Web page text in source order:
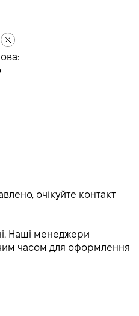
очікуйте контакт
Наші менеджери
часом для оформлення